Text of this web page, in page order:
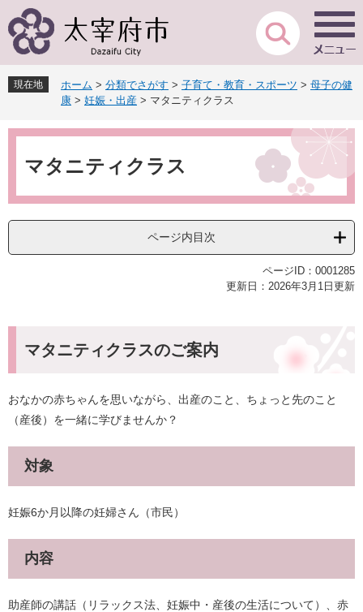
ー
先
頭
す
ニ
を
飛
し
現在地 ホーム > 分類でさがす > 子育て・教育・スポーツ > 母子の健
康 > 妊娠・出産 > マタニティクラス
本
マタニティクラス
ページ内目次
ページID：0001285
更新日：2026年3月1日更新
マタニティクラスのご案内
おなかの赤ちゃんを思いながら、出産のこと、ちょっと先のこと
（産後）を一緒に学びませんか？
対象
妊娠6か月以降の妊婦さん（市民）
内容
助産師の講話（リラックス法、妊娠中・産後の生活について）、赤